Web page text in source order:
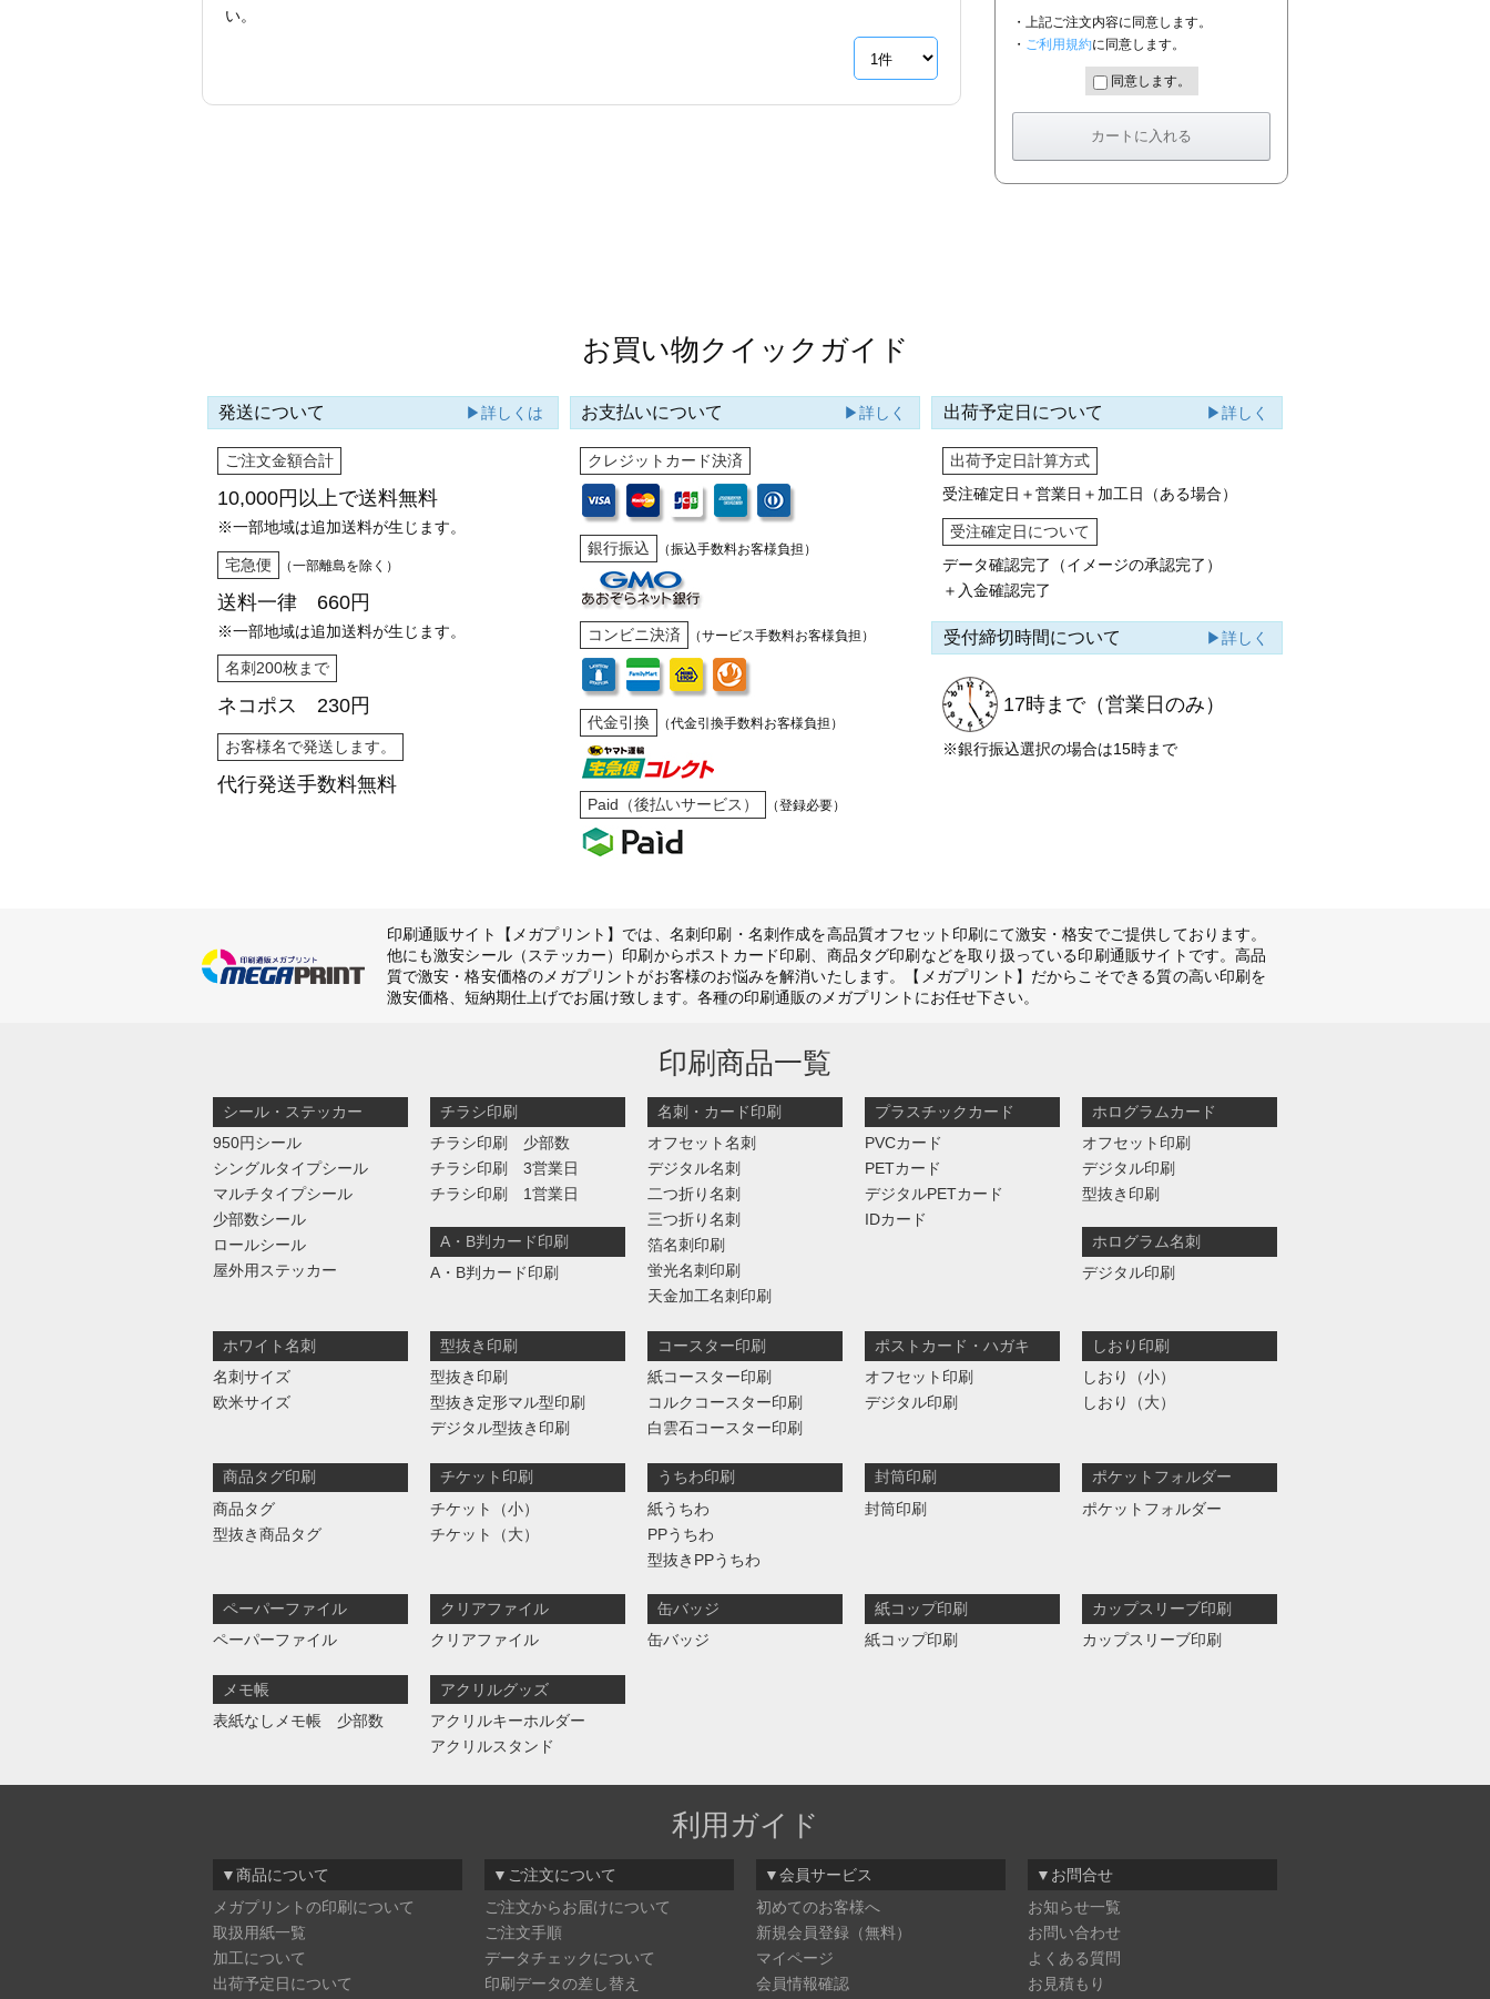
い。
・上記ご注文内容に同意します。
・ ご利用規約に同意します。
同意します。
お買い物クイックガイド
発送について ▶詳しくは
ご注文金額合計
10,000円以上で送料無料
※一部地域は追加送料が生じます。
宅急便 （一部離島を除く）
送料一律 660円
※一部地域は追加送料が生じます。
名刺200枚まで
ネコポス 230円
お客様名で発送します。
代行発送手数料無料
お支払いについて ▶詳しく
クレジットカード決済
銀行振込 （振込手数料お客様負担）
コンビニ決済 （サービス手数料お客様負担）
代金引換 （代金引換手数料お客様負担）
Paid（後払いサービス） （登録必要）
出荷予定日について ▶詳しく
出荷予定日計算方式
受注確定日＋営業日＋加工日（ある場合）
受注確定日について
データ確認完了（イメージの承認完了）
＋入金確認完了
受付締切時間について ▶詳しく
17時まで（営業日のみ）
※銀行振込選択の場合は15時まで
印刷通販サイト【メガプリント】では、名刺印刷・名刺作成を高品質オフセット印刷にて激安・格安でご提供しております。
他にも激安シール（ステッカー）印刷からポストカード印刷、商品タグ印刷などを取り扱っている印刷通販サイトです。高品
質で激安・格安価格のメガプリントがお客様のお悩みを解消いたします。【メガプリント】だからこそできる質の高い印刷を
激安価格、短納期仕上げでお届け致します。各種の印刷通販のメガプリントにお任せ下さい。
印刷商品一覧
シール・ステッカー
950円シール
シングルタイプシール
マルチタイプシール
少部数シール
ロールシール
屋外用ステッカー
チラシ印刷
チラシ印刷 少部数
チラシ印刷 3営業日
チラシ印刷 1営業日
A・B判カード印刷
A・B判カード印刷
名刺・カード印刷
オフセット名刺
デジタル名刺
二つ折り名刺
三つ折り名刺
箔名刺印刷
蛍光名刺印刷
天金加工名刺印刷
プラスチックカード
PVCカード
PETカード
デジタルPETカード
IDカード
ホログラムカード
オフセット印刷
デジタル印刷
型抜き印刷
ホログラム名刺
デジタル印刷
ホワイト名刺
名刺サイズ
欧米サイズ
型抜き印刷
型抜き印刷
型抜き定形マル型印刷
デジタル型抜き印刷
コースター印刷
紙コースター印刷
コルクコースター印刷
白雲石コースター印刷
ポストカード・ハガキ
オフセット印刷
デジタル印刷
しおり印刷
しおり（小）
しおり（大）
商品タグ印刷
商品タグ
型抜き商品タグ
チケット印刷
チケット（小）
チケット（大）
うちわ印刷
紙うちわ
PPうちわ
型抜きPPうちわ
封筒印刷
封筒印刷
ポケットフォルダー
ポケットフォルダー
ペーパーファイル
ペーパーファイル
クリアファイル
クリアファイル
缶バッジ
缶バッジ
紙コップ印刷
紙コップ印刷
カップスリーブ印刷
カップスリーブ印刷
メモ帳
表紙なしメモ帳 少部数
アクリルグッズ
アクリルキーホルダー
アクリルスタンド
利用ガイド
▼商品について
メガプリントの印刷について
取扱用紙一覧
加工について
出荷予定日について
▼ご注文について
ご注文からお届けについて
ご注文手順
データチェックについて
印刷データの差し替え
▼会員サービス
初めてのお客様へ
新規会員登録（無料）
マイページ
会員情報確認
▼お問合せ
お知らせ一覧
お問い合わせ
よくある質問
お見積もり